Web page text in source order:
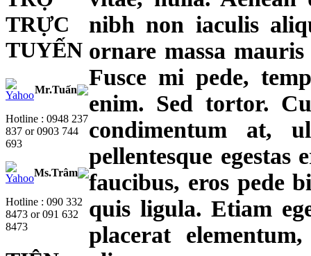
TRỰC
TUYẾN
Mr.Tuấn
Hotline : 0948 237
837 or 0903 744
693
Ms.Trâm
Hotline : 090 332
8473 or 091 632
8473
nibh non iaculis
ornare massa
Fusce mi pede,
enim. Sed tortor.
condimentum at,
pellentesque egestas
faucibus, eros pede
quis ligula. Etiam
placerat